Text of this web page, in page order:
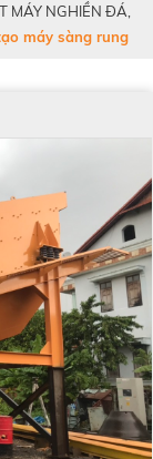
MÁY NGHIỀN ĐÁ,
máy sàng rung